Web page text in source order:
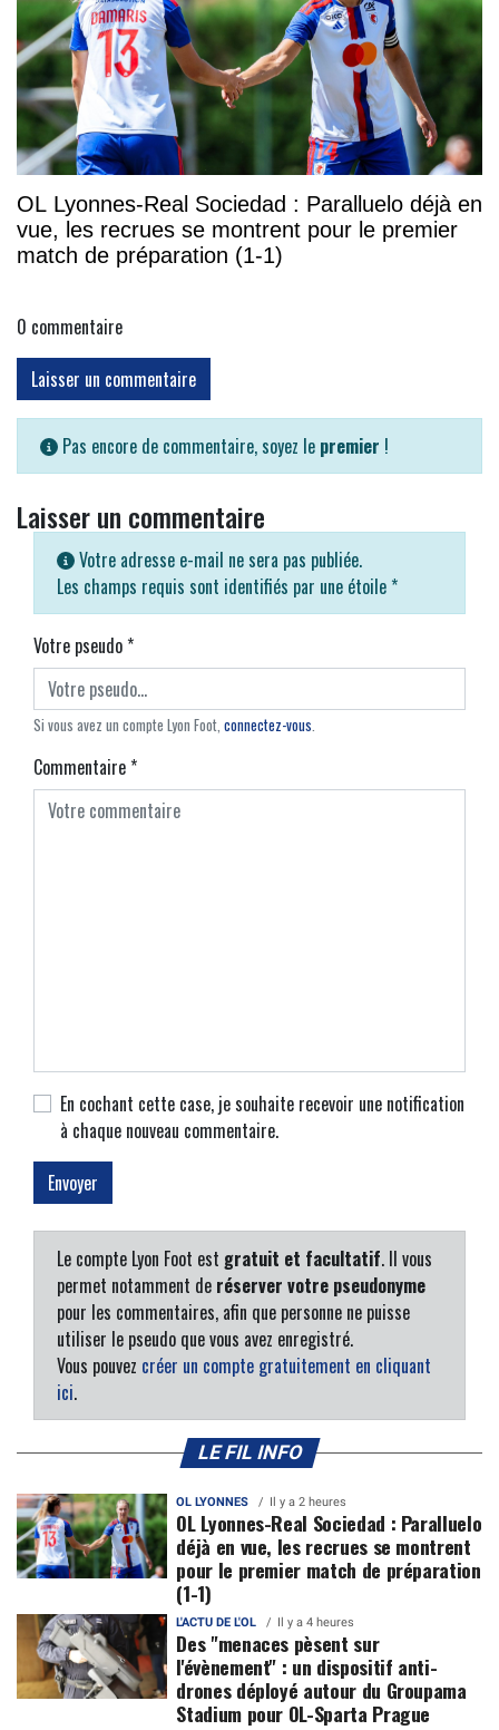
OL Lyonnes-Real Sociedad : Paralluelo déjà en
vue, les recrues se montrent pour le premier
match de préparation (1-1)
0 commentaire
Laisser un commentaire
Pas encore de commentaire, soyez le premier !
Laisser un commentaire
Votre adresse e-mail ne sera pas publiée.
Les champs requis sont identifiés par une étoile *
Votre pseudo*
Si vous avez un compte Lyon Foot, connectez-vous.
Commentaire*
En cochant cette case, je souhaite recevoir une notification
à chaque nouveau commentaire.
Le compte Lyon Foot est gratuit et facultatif. Il vous
permet notamment de réserver votre pseudonyme
pour les commentaires, afin que personne ne puisse
utiliser le pseudo que vous avez enregistré.
Vous pouvez créer un compte gratuitement en cliquant
ici.
LE FIL INFO
OL LYONNES Il y a 2 heures
OL Lyonnes-Real Sociedad : Paralluelo
déjà en vue, les recrues se montrent
pour le premier match de préparation
(1-1)
L'ACTU DE L'OL Il y a 4 heures
Des "menaces pèsent sur
l'évènement" : un dispositif anti-
drones déployé autour du Groupama
Stadium pour OL-Sparta Prague